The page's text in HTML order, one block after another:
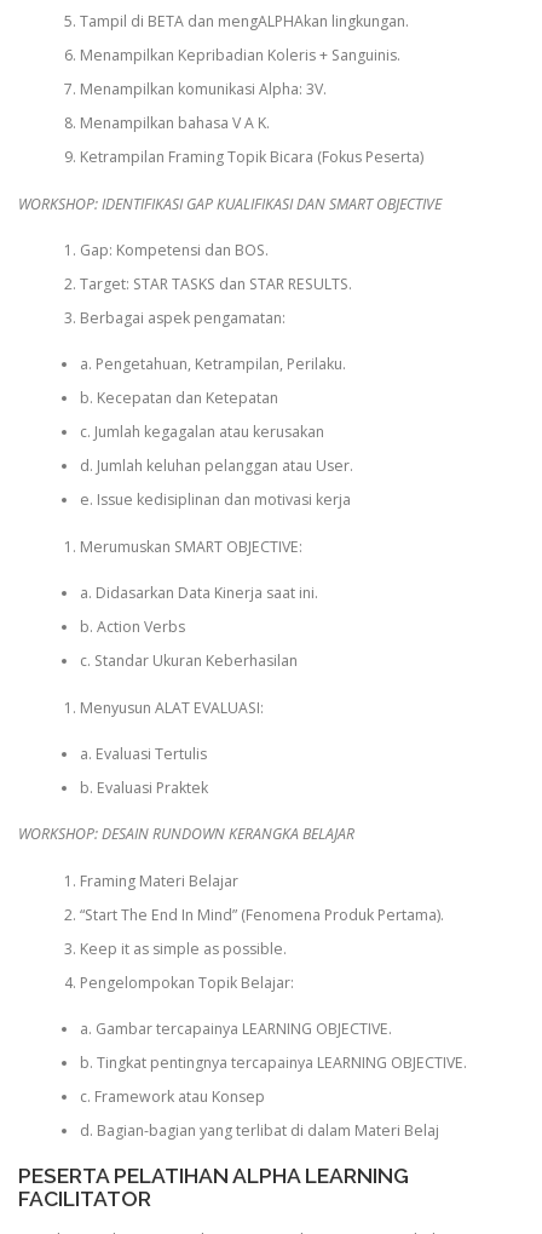
Tampil di BETA dan mengALPHAkan lingkungan.
Menampilkan Kepribadian Koleris + Sanguinis.
Menampilkan komunikasi Alpha: 3V.
Menampilkan bahasa V A K.
Ketrampilan Framing Topik Bicara (Fokus Peserta)
WORKSHOP: IDENTIFIKASI GAP KUALIFIKASI DAN SMART OBJECTIVE
Gap: Kompetensi dan BOS.
Target: STAR TASKS dan STAR RESULTS.
Berbagai aspek pengamatan:
a. Pengetahuan, Ketrampilan, Perilaku.
b. Kecepatan dan Ketepatan
c. Jumlah kegagalan atau kerusakan
d. Jumlah keluhan pelanggan atau User.
e. Issue kedisiplinan dan motivasi kerja
Merumuskan SMART OBJECTIVE:
a. Didasarkan Data Kinerja saat ini.
b. Action Verbs
c. Standar Ukuran Keberhasilan
Menyusun ALAT EVALUASI:
a. Evaluasi Tertulis
b. Evaluasi Praktek
WORKSHOP: DESAIN RUNDOWN KERANGKA BELAJAR
Framing Materi Belajar
“Start The End In Mind” (Fenomena Produk Pertama).
Keep it as simple as possible.
Pengelompokan Topik Belajar:
a. Gambar tercapainya LEARNING OBJECTIVE.
b. Tingkat pentingnya tercapainya LEARNING OBJECTIVE.
c. Framework atau Konsep
d. Bagian-bagian yang terlibat di dalam Materi Belaj
PESERTA PELATIHAN ALPHA LEARNING
FACILITATOR